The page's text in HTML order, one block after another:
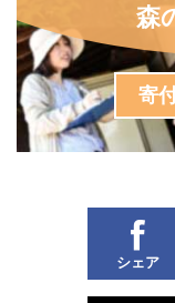
森
寄
シェア